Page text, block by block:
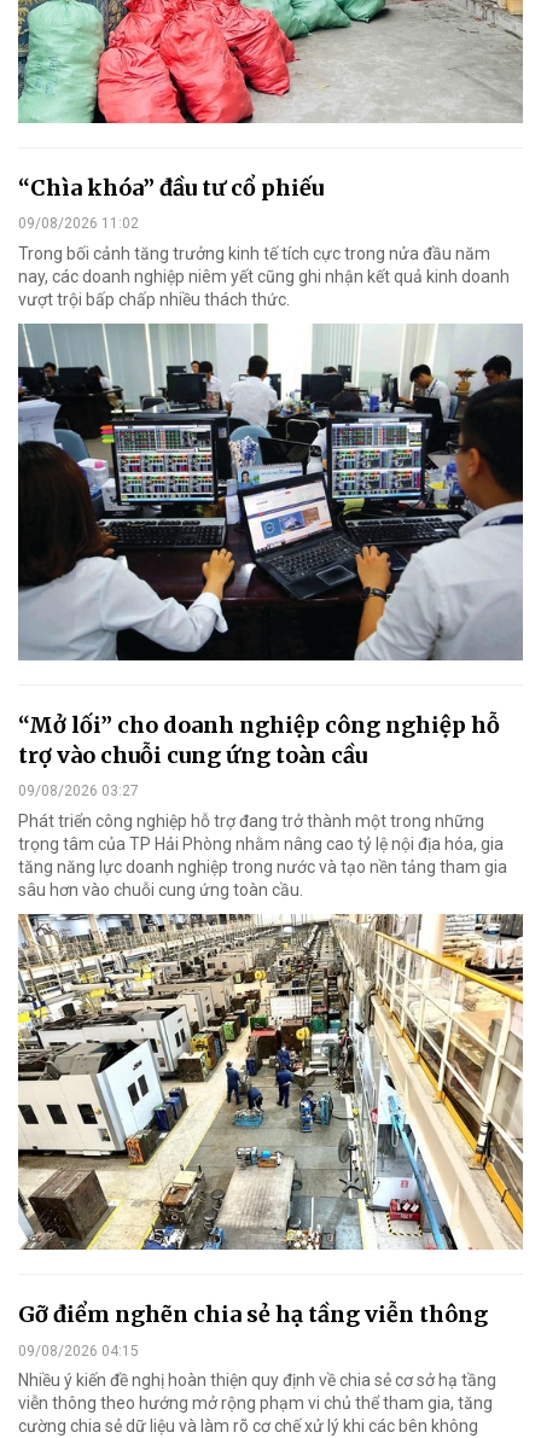
“Chìa khóa” đầu tư cổ phiếu
09/08/2026 11:02
Trong bối cảnh tăng trưởng kinh tế tích cực trong nửa đầu năm
nay, các doanh nghiệp niêm yết cũng ghi nhận kết quả kinh doanh
vượt trội bấp chấp nhiều thách thức.
“Mở lối” cho doanh nghiệp công nghiệp hỗ
trợ vào chuỗi cung ứng toàn cầu
09/08/2026 03:27
Phát triển công nghiệp hỗ trợ đang trở thành một trong những
trọng tâm của TP Hải Phòng nhằm nâng cao tỷ lệ nội địa hóa, gia
tăng năng lực doanh nghiệp trong nước và tạo nền tảng tham gia
sâu hơn vào chuỗi cung ứng toàn cầu.
Gỡ điểm nghẽn chia sẻ hạ tầng viễn thông
09/08/2026 04:15
Nhiều ý kiến đề nghị hoàn thiện quy định về chia sẻ cơ sở hạ tầng
viễn thông theo hướng mở rộng phạm vi chủ thể tham gia, tăng
cường chia sẻ dữ liệu và làm rõ cơ chế xử lý khi các bên không